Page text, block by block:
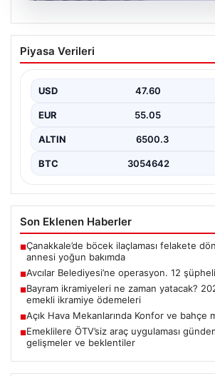
Avcılar Belediyesi’ne
şüpheli gözaltına alındı
Piyasa Verileri
USD 47.60
EUR 55.05
ALTIN 6500.3
BTC 3054642
Son Eklenen Haberler
■Çanakkale’de böcek ilaçlaması felakete
annesi yoğun bakımda
■Avcılar Belediyesi’ne operasyon. 12 şüpheli
■Bayram ikramiyeleri ne zaman yatacak?
emekli ikramiye ödemeleri
■Açık Hava Mekanlarında Konfor ve bahçe
■Emeklilere ÖTV’siz araç uygulaması
gelişmeler ve beklentiler